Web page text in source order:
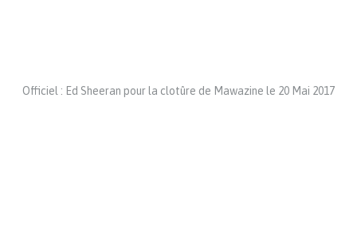
Officiel : Ed Sheeran pour la clotûre de Mawazine le 20 Mai 2017